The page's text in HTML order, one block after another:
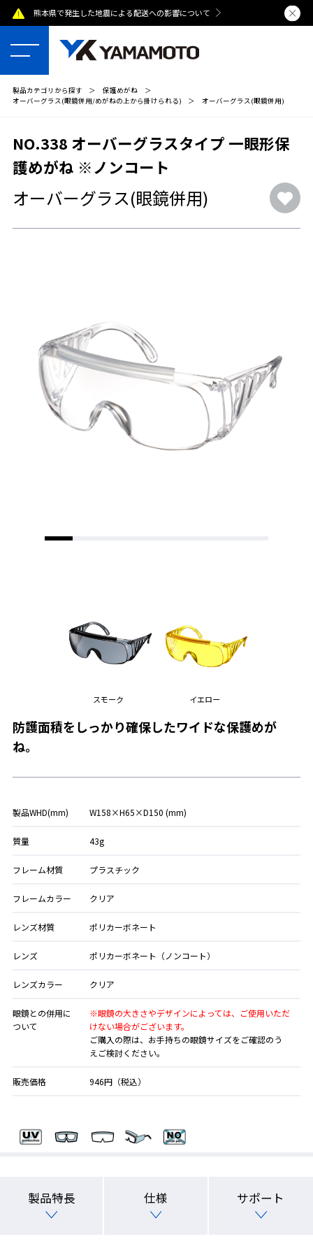
熊本県で発生した地震による配送への影響について 夏季休業
製品カテゴリから探す ＞ 保護めがね
＞
オーバーグラス(眼鏡併用/めがねの上から掛けられる)
＞ オーバーグラス(眼鏡併用)
NO.338 オーバーグラスタイプ 一眼形保
護めがね ※ノンコート
オーバーグラス(眼鏡併用)
スモーク イエロー
防護面積をしっかり確保したワイドな保護めが
ね。
製品WHD(mm) W158×H65×D150 (mm)
質量 43g
フレーム材質 プラスチック
フレームカラー クリア
レンズ材質 ポリカーボネート
レンズ ポリカーボネート（ノンコート）
レンズカラー クリア
眼鏡との併用に
ついて
※眼鏡の大きさやデザインによっては、ご使用いただ
けない場合がございます。
ご購入の際は、お手持ちの眼鏡サイズをご確認のう
えご検討ください。
販売価格 946円（税込）
製品特長 仕様 サポート